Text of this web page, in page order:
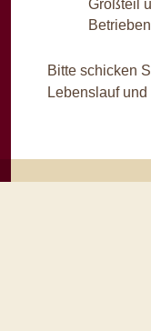
Großteil
Bitte schicken
Lebenslauf